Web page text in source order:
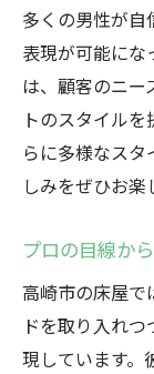
多くの男性が
表現が可能にな
は、顧客のニー
トのスタイル
らに多様なス
しみをぜひお楽
プロの目線か
高崎市の床屋で
ドを取り入れ
現しています。